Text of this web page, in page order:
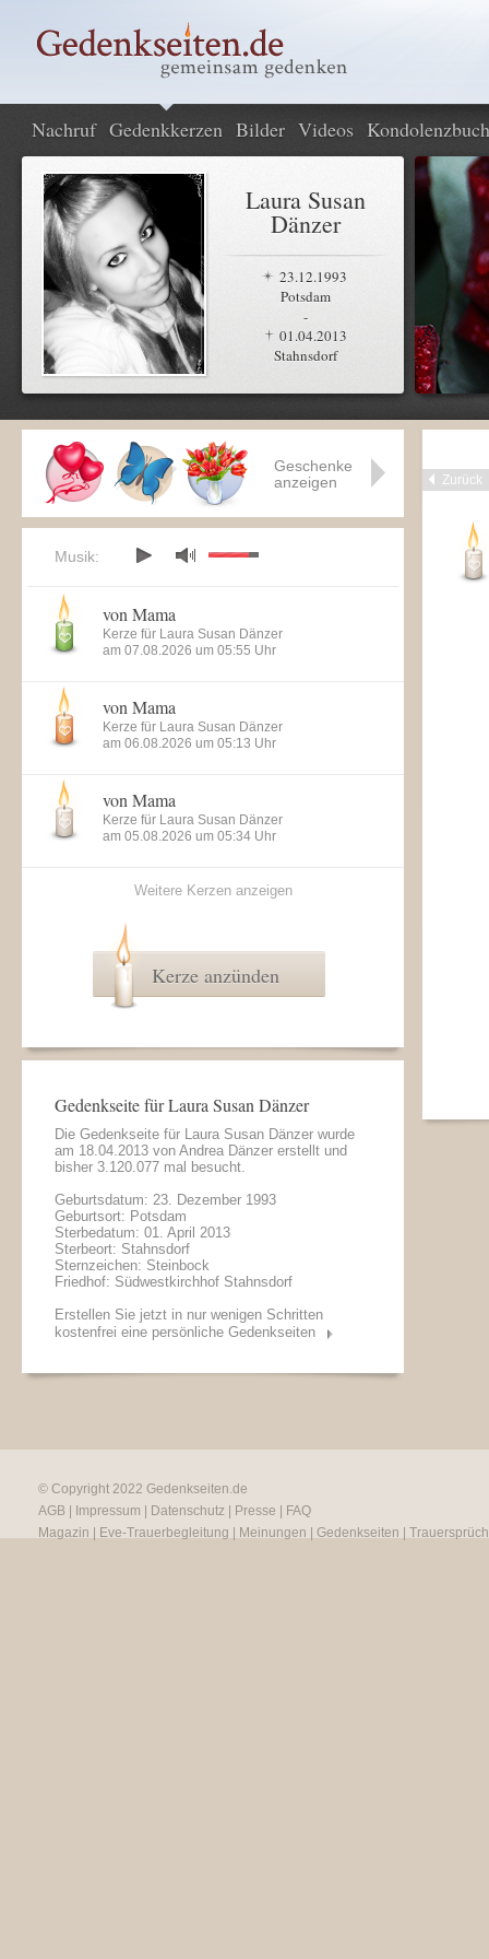
Nachruf Gedenkkerzen Bilder Videos Kondolenzbuch
Laura Susan
Dänzer
23.12.1993
Potsdam
-
01.04.2013
Stahnsdorf
Zurück
Geschenke
anzeigen
Musik:
von Mama
Kerze für Laura Susan Dänzer
am 07.08.2026 um 05:55 Uhr
von Mama
Kerze für Laura Susan Dänzer
am 06.08.2026 um 05:13 Uhr
von Mama
Kerze für Laura Susan Dänzer
am 05.08.2026 um 05:34 Uhr
Weitere Kerzen anzeigen
Kerze anzünden
Gedenkseite für Laura Susan Dänzer
Die Gedenkseite für Laura Susan Dänzer wurde
am 18.04.2013 von Andrea Dänzer erstellt und
bisher 3.120.077 mal besucht.
Geburtsdatum: 23. Dezember 1993
Geburtsort: Potsdam
Sterbedatum: 01. April 2013
Sterbeort: Stahnsdorf
Sternzeichen: Steinbock
Friedhof: Südwestkirchhof Stahnsdorf
Erstellen Sie jetzt in nur wenigen Schritten
kostenfrei eine persönliche Gedenkseiten
© Copyright 2022 Gedenkseiten.de
AGB
Impressum Datenschutz Presse
FAQ
Magazin
Eve-Trauerbegleitung Meinungen Gedenkseiten